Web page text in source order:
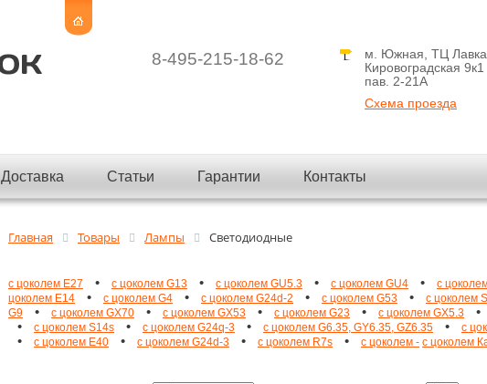
8-495-215-18-62
м. Южная, ТЦ Лавка
Кировоградская 9к1
пав. 2-21A
Схема проезда
Доставка Статьи Гарантии Контакты
Главная Товары Лампы Светодиодные
с цоколем E27 • с цоколем G13 • с цоколем GU5.3 • с цоколем GU4 • с
цоколем E14
• с цоколем G4 • с цоколем G24d-2 • с цоколем G53 • с цоколем
G9
• с цоколем GX70 • с цоколем GX53 • с цоколем G23 • с цоколем GX5.3 •
• с цоколем S14s • с цоколем G24q-3 • с цоколем G6.35, GY6.35, GZ6.35 • с
• с цоколем E40 • с цоколем G24d-3 • с цоколем R7s • с цоколем - с цоколем